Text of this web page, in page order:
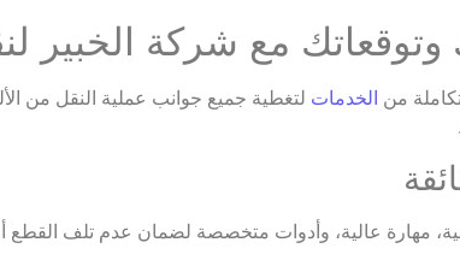
وتوقعاتك مع شركة الخبير
من الخدمات لتغطية جميع جوانب عملية النقل من
مهارة عالية، وأدوات متخصصة لضمان عدم تلف